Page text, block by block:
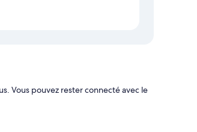
Vous pouvez rester connecté avec le